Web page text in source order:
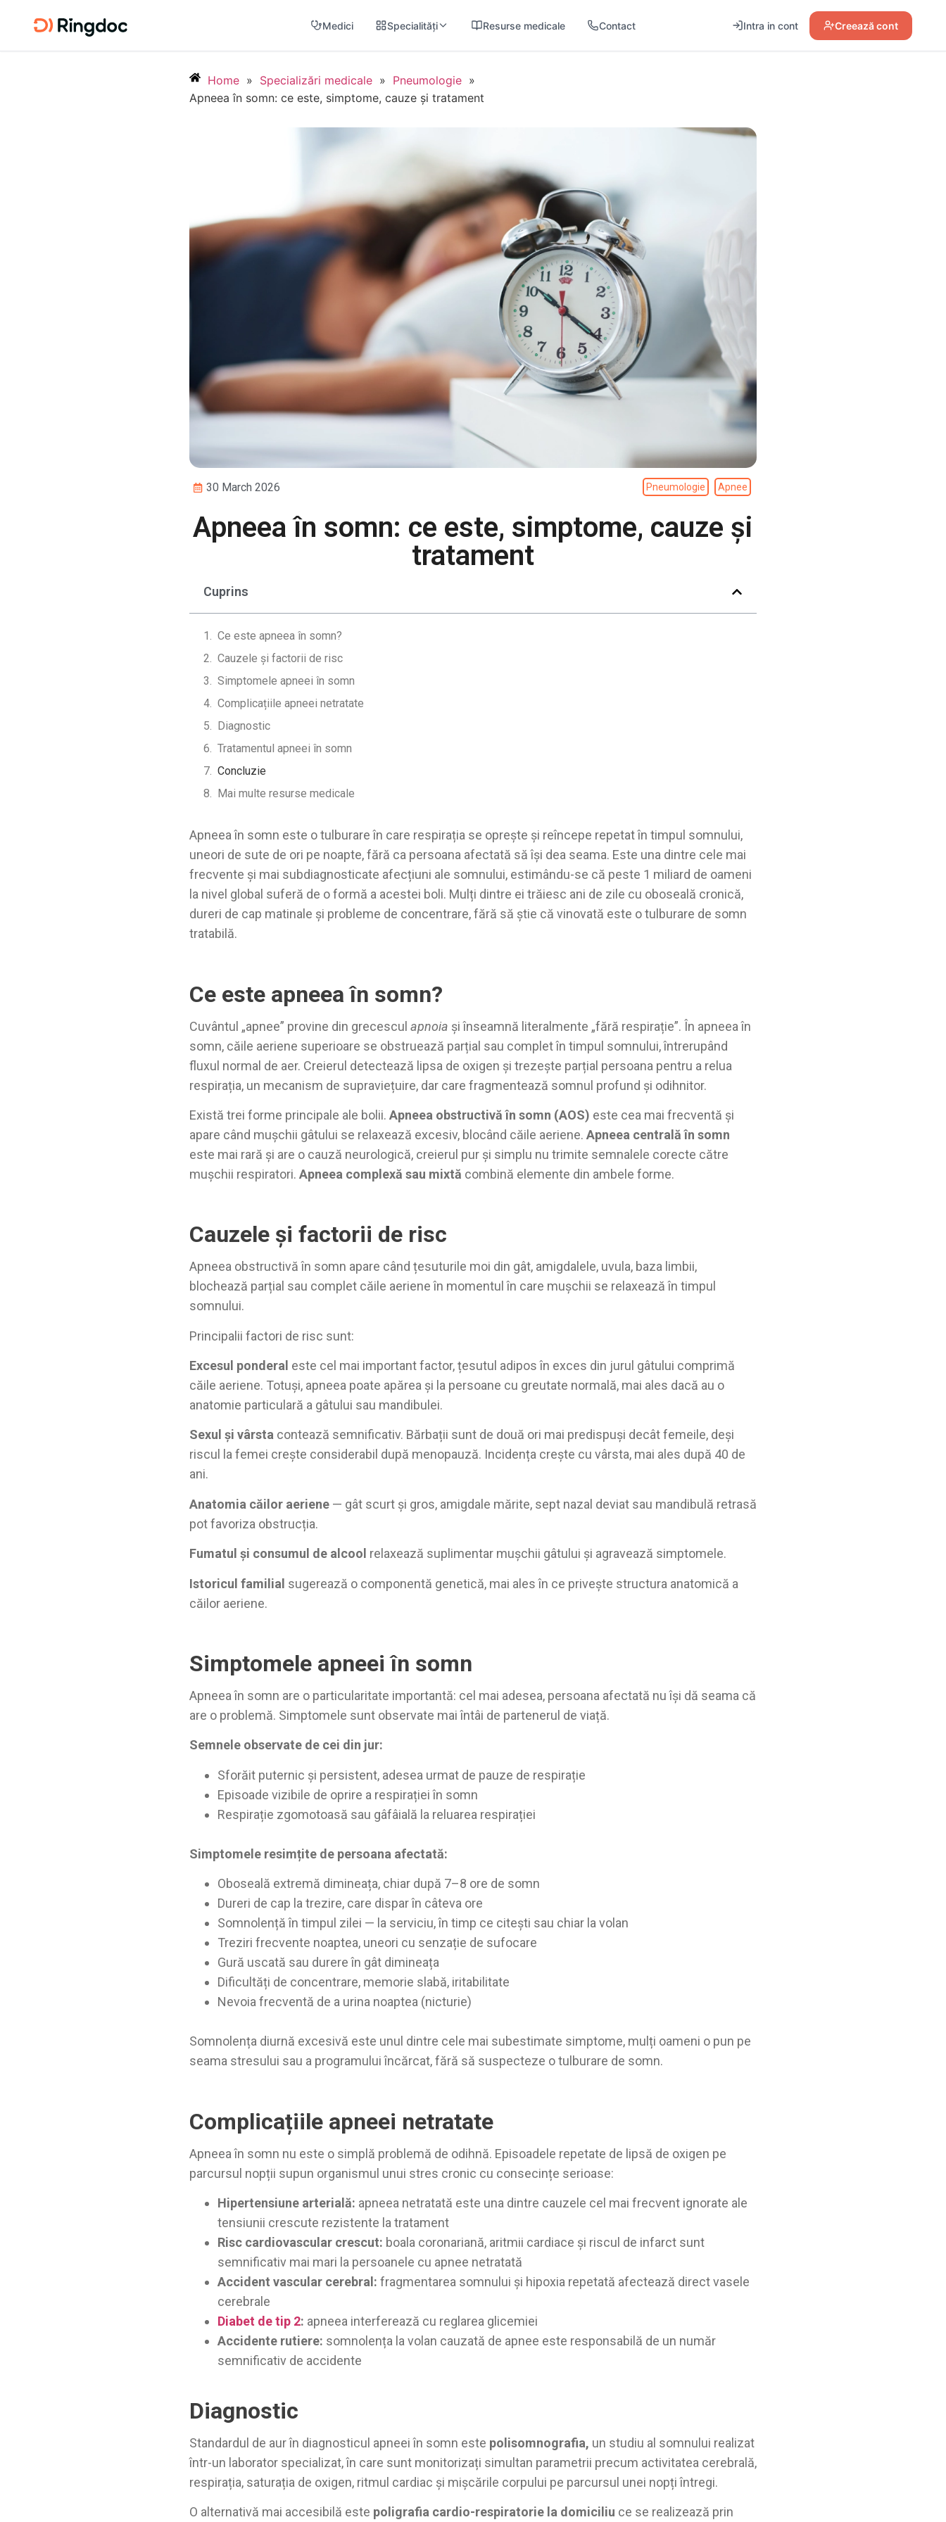
Medici Specialități Resurse medicale Contact Intra in cont Creează cont
Home » Specializări medicale » Pneumologie »
Apneea în somn: ce este, simptome, cauze și tratament
30 March 2026 Pneumologie Apnee
Apneea în somn: ce este, simptome, cauze și
tratament
Cuprins
Ce este apneea în somn?
Cauzele și factorii de risc
Simptomele apneei în somn
Complicațiile apneei netratate
Diagnostic
Tratamentul apneei în somn
Concluzie
Mai multe resurse medicale
Apneea în somn este o tulburare în care respirația se oprește și reîncepe repetat în timpul somnului,
uneori de sute de ori pe noapte, fără ca persoana afectată să își dea seama. Este una dintre cele mai
frecvente și mai subdiagnosticate afecțiuni ale somnului, estimându-se că peste 1 miliard de oameni
la nivel global suferă de o formă a acestei boli. Mulți dintre ei trăiesc ani de zile cu oboseală cronică,
dureri de cap matinale și probleme de concentrare, fără să știe că vinovată este o tulburare de somn
tratabilă.
Ce este apneea în somn?
Cuvântul „apnee” provine din grecescul apnoia și înseamnă literalmente „fără respirație”. În apneea în
somn, căile aeriene superioare se obstruează parțial sau complet în timpul somnului, întrerupând
fluxul normal de aer. Creierul detectează lipsa de oxigen și trezește parțial persoana pentru a relua
respirația, un mecanism de supraviețuire, dar care fragmentează somnul profund și odihnitor.
Există trei forme principale ale bolii. Apneea obstructivă în somn (AOS) este cea mai frecventă și
apare când mușchii gâtului se relaxează excesiv, blocând căile aeriene. Apneea centrală în somn
este mai rară și are o cauză neurologică, creierul pur și simplu nu trimite semnalele corecte către
mușchii respiratori. Apneea complexă sau mixtă combină elemente din ambele forme.
Cauzele și factorii de risc
Apneea obstructivă în somn apare când țesuturile moi din gât, amigdalele, uvula, baza limbii,
blochează parțial sau complet căile aeriene în momentul în care mușchii se relaxează în timpul
somnului.
Principalii factori de risc sunt:
Excesul ponderal este cel mai important factor, țesutul adipos în exces din jurul gâtului comprimă
căile aeriene. Totuși, apneea poate apărea și la persoane cu greutate normală, mai ales dacă au o
anatomie particulară a gâtului sau mandibulei.
Sexul și vârstacontează semnificativ. Bărbații sunt de două ori mai predispuși decât femeile, deși
riscul la femei crește considerabil după menopauză. Incidența crește cu vârsta, mai ales după 40 de
ani.
Anatomia căilor aeriene— gât scurt și gros, amigdale mărite, sept nazal deviat sau mandibulă retrasă
pot favoriza obstrucția.
Fumatul și consumul de alcool relaxează suplimentar mușchii gâtului și agravează simptomele.
Istoricul familial sugerează o componentă genetică, mai ales în ce privește structura anatomică a
căilor aeriene.
Simptomele apneei în somn
Apneea în somn are o particularitate importantă: cel mai adesea, persoana afectată nu își dă seama că
are o problemă. Simptomele sunt observate mai întâi de partenerul de viață.
Semnele observate de cei din jur:
Sforăit puternic și persistent, adesea urmat de pauze de respirație
Episoade vizibile de oprire a respirației în somn
Respirație zgomotoasă sau gâfâială la reluarea respirației
Simptomele resimțite de persoana afectată:
Oboseală extremă dimineața, chiar după 7–8 ore de somn
Dureri de cap la trezire, care dispar în câteva ore
Somnolență în timpul zilei — la serviciu, în timp ce citești sau chiar la volan
Treziri frecvente noaptea, uneori cu senzație de sufocare
Gură uscată sau durere în gât dimineața
Dificultăți de concentrare, memorie slabă, iritabilitate
Nevoia frecventă de a urina noaptea (nicturie)
Somnolența diurnă excesivă este unul dintre cele mai subestimate simptome, mulți oameni o pun pe
seama stresului sau a programului încărcat, fără să suspecteze o tulburare de somn.
Complicațiile apneei netratate
Apneea în somn nu este o simplă problemă de odihnă. Episoadele repetate de lipsă de oxigen pe
parcursul nopții supun organismul unui stres cronic cu consecințe serioase:
Hipertensiune arterială: apneea netratată este una dintre cauzele cel mai frecvent ignorate ale
tensiunii crescute rezistente la tratament
Risc cardiovascular crescut: boala coronariană, aritmii cardiace și riscul de infarct sunt
semnificativ mai mari la persoanele cu apnee netratată
Accident vascular cerebral: fragmentarea somnului și hipoxia repetată afectează direct vasele
cerebrale
Diabet de tip 2: apneea interferează cu reglarea glicemiei
Accidente rutiere: somnolența la volan cauzată de apnee este responsabilă de un număr
semnificativ de accidente
Diagnostic
Standardul de aur în diagnosticul apneei în somn este polisomnografia, un studiu al somnului realizat
într-un laborator specializat, în care sunt monitorizați simultan parametrii precum activitatea cerebrală,
respirația, saturația de oxigen, ritmul cardiac și mișcările corpului pe parcursul unei nopți întregi.
O alternativă mai accesibilă este poligrafia cardio-respiratorie la domiciliu ce se realizează prin